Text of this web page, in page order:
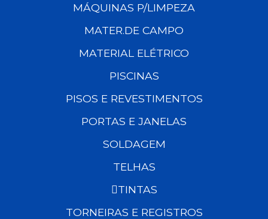
MÁQUINAS P/LIMPEZA
MATER.DE CAMPO
MATERIAL ELÉTRICO
PISCINAS
PISOS E REVESTIMENTOS
PORTAS E JANELAS
SOLDAGEM
TELHAS
TINTAS
TORNEIRAS E REGISTROS